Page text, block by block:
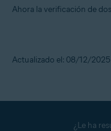
Ahora la verificación de
Actualizado el: 08/12/2025
¿Le ha